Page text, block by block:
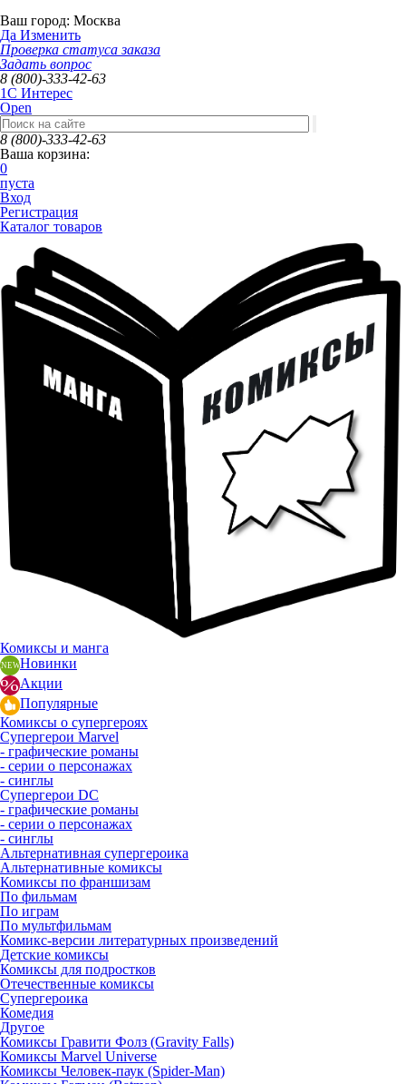
Ваш город: Москва
Да Изменить
Проверка статуса заказа
Задать вопрос
8 (800)-333-42-63
1C Интерес
Open
8 (800)-333-42-63
Ваша корзина:
0
пуста
Вход
Регистрация
Каталог товаров
Комиксы и манга
Новинки
Акции
Популярные
Комиксы о супергероях
Супергерои Marvel
- графические романы
- серии о персонажах
- синглы
Супергерои DC
- графические романы
- серии о персонажах
- синглы
Альтернативная супергероика
Альтернативные комиксы
Комиксы по франшизам
По фильмам
По играм
По мультфильмам
Комикс-версии литературных произведений
Детские комиксы
Комиксы для подростков
Отечественные комиксы
Супергероика
Комедия
Другое
Комиксы Гравити Фолз (Gravity Falls)
Комиксы Marvel Universe
Комиксы Человек-паук (Spider-Man)